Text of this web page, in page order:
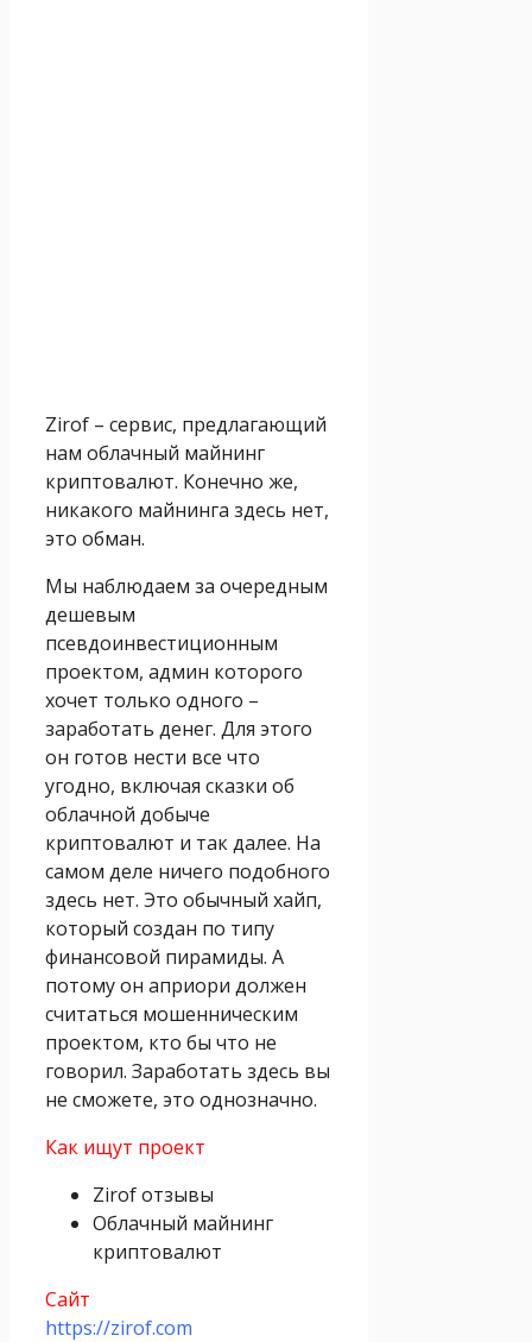
Zirof – сервис, предлагающий
нам облачный майнинг
криптовалют. Конечно же,
никакого майнинга здесь нет,
это обман.
Мы наблюдаем за очередным
дешевым
псевдоинвестиционным
проектом, админ которого
хочет только одного –
заработать денег. Для этого
он готов нести все что
угодно, включая сказки об
облачной добыче
криптовалют и так далее. На
самом деле ничего подобного
здесь нет. Это обычный хайп,
который создан по типу
финансовой пирамиды. А
потому он априори должен
считаться мошенническим
проектом, кто бы что не
говорил. Заработать здесь вы
не сможете, это однозначно.
Как ищут проект
Zirof отзывы
Облачный майнинг
криптовалют
Сайт
https://zirof.com